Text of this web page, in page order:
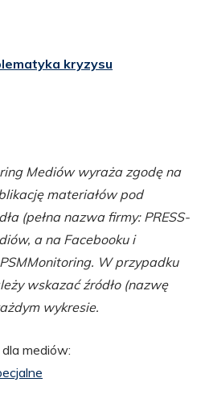
kryzysu
Mediów wyraża zgodę na
materiałów pod
(pełna nazwa firmy: PRESS-
a na Facebooku i
W przypadku
wskazać źródło (nazwę
wykresie.
mediów: